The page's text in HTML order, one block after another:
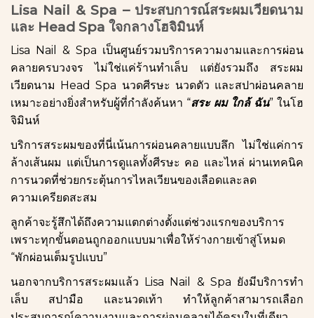
Lisa Nail & Spa – ประสบการณ์สระผมเวียดนาม
และ Head Spa ใจกลางโฮจิมินห์
Lisa Nail & Spa เป็นศูนย์รวมบริการความงามและการผ่อน
คลายครบวงจร ไม่ใช่แค่ร้านทำเล็บ แต่ยังรวมถึง สระผม
เวียดนาม Head Spa นวดศีรษะ นวดตัว และสปาผ่อนคลาย
เหมาะอย่างยิ่งสำหรับผู้ที่กำลังค้นหา “สระ ผม ใกล้ ฉัน” ในโฮ
จิมินห์
บริการสระผมของที่นี่เน้นการผ่อนคลายแบบลึก ไม่ใช่แค่การ
ล้างเส้นผม แต่เป็นการดูแลทั้งศีรษะ คอ และไหล่ ผ่านเทคนิค
การนวดที่ช่วยกระตุ้นการไหลเวียนของเลือดและลด
ความเครียดสะสม
ลูกค้าจะรู้สึกได้ถึงความแตกต่างตั้งแต่ช่วงแรกของบริการ
เพราะทุกขั้นตอนถูกออกแบบมาเพื่อให้ร่างกายเข้าสู่โหมด
“พักผ่อนเต็มรูปแบบ”
นอกจากบริการสระผมแล้ว Lisa Nail & Spa ยังมีบริการทำ
เล็บ สปามือ และนวดเท้า ทำให้ลูกค้าสามารถเลือก